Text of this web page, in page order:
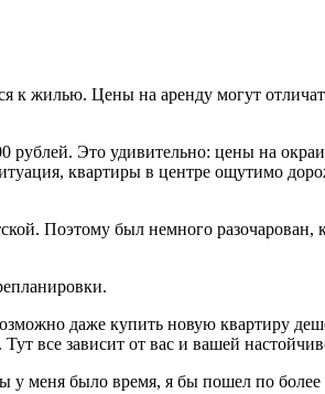
к жилью. Цены на аренду могут
рублей. Это удивительно: цены на
квартиры в центре ощутимо
Поэтому был немного разочарован,
даже купить новую квартиру
все зависит от вас и вашей
меня было время, я бы пошел по